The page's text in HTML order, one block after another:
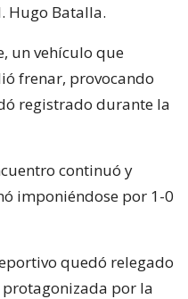
Hugo Batalla.
un vehículo que
frenar, provocando
registrado durante la
continuó y
imponiéndose por 1-0
quedó relegado
por la